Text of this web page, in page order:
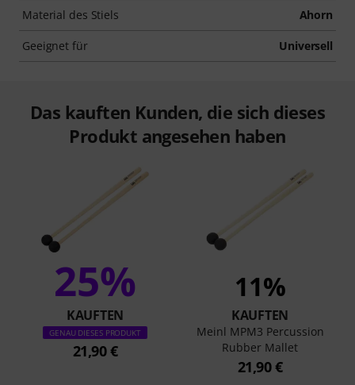
Material des Stiels Ahorn
Geeignet für Universell
Das kauften Kunden, die sich dieses
Produkt angesehen haben
25%
KAUFTEN
GENAU DIESES PRODUKT
21,90 €
11%
KAUFTEN
Meinl MPM3 Percussion
Rubber Mallet
21,90 €